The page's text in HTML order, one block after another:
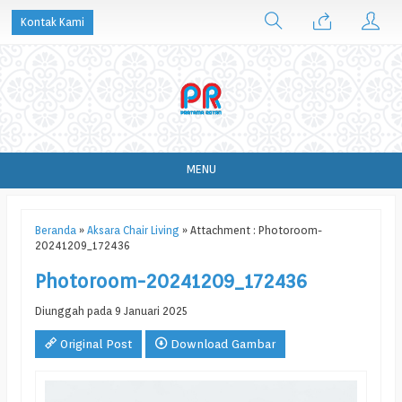
Kontak Kami
MENU
Beranda » Aksara Chair Living » Attachment : Photoroom-
20241209_172436
Photoroom-20241209_172436
Diunggah pada 9 Januari 2025
Original Post Download Gambar